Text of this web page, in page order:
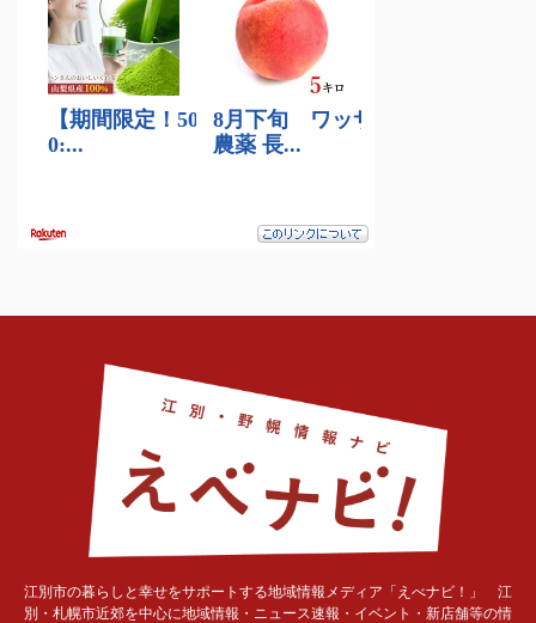
江別市の暮らしと幸せをサポートする地域情報メディア「えべナビ！」 江
別・札幌市近郊を中心に地域情報・ニュース速報・イベント・新店舗等の情